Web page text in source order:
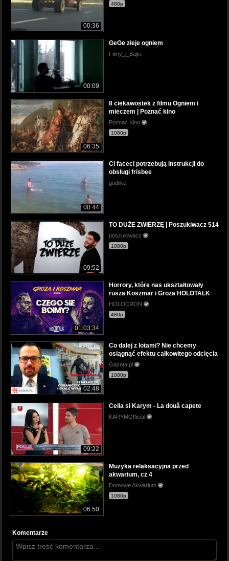
00:36
480p
00:09
GeGe zieje ogniem
Filmy_i_Bajki
06:35
8 ciekawostek z filmu Ogniem i
mieczem | Poznać kino
Poznać Kino
1080p
00:44
Ci faceci potrzebują instrukcji do
obsługi frisbee
godlike
09:52
TO DUŻE ZWIERZĘ | Poszukiwacz 514
poszukiwacz
1080p
01:03:34
Horrory, które nas ukształtowały
rusza Koszmar i Groza HOLOTALK
HOLOCRON
480p
02:48
Co dalej z lotami? Nie chcemy
osiągnąć efektu całkowitego odcięcia
Gazeta.pl
1080p
09:22
Celia si Karym - La două capete
KARYMOfficial
06:50
Muzyka relaksacyjna przed
akwarium, cz 4
Domowe Akwarium
1080p
Komentarze